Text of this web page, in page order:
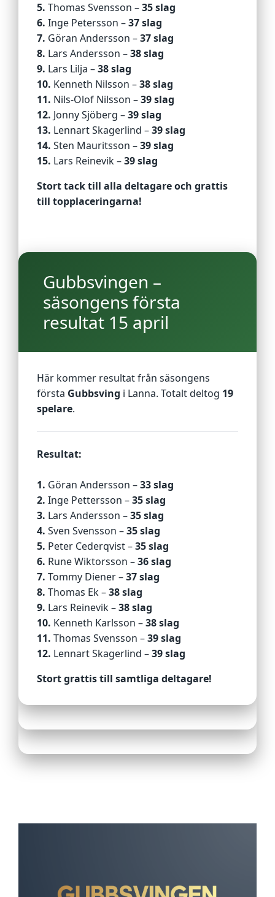
5. Thomas Svensson –35 slag
6. Inge Petersson –37 slag
7. Göran Andersson –37 slag
8. Lars Andersson –38 slag
9. Lars Lilja –38 slag
10. Kenneth Nilsson –38 slag
11. Nils‑Olof Nilsson –39 slag
12. Jonny Sjöberg –39 slag
13. Lennart Skagerlind –39 slag
14. Sten Mauritsson –39 slag
15. Lars Reinevik –39 slag
Stort tack till alla deltagare och grattis
till topplaceringarna!
Gubbsvingen –
säsongens första
resultat 15 april
Här kommer resultat från säsongens
första Gubbsving i Lanna. Totalt deltog 19
spelare.
Resultat:
1. Göran Andersson –33 slag
2. Inge Pettersson –35 slag
3. Lars Andersson –35 slag
4. Sven Svensson –35 slag
5. Peter Cederqvist –35 slag
6. Rune Wiktorsson –36 slag
7. Tommy Diener –37 slag
8. Thomas Ek –38 slag
9. Lars Reinevik –38 slag
10. Kenneth Karlsson –38 slag
11. Thomas Svensson –39 slag
12. Lennart Skagerlind –39 slag
Stort grattis till samtliga deltagare!